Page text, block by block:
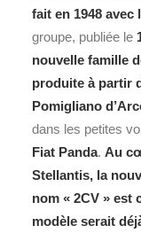
fait en 1948 avec
groupe, publiée le
nouvelle famille
produite à partir
Pomigliano
dans les petites
Fiat Panda. Au
Stellantis, la
nom « 2CV » est
modèle serait